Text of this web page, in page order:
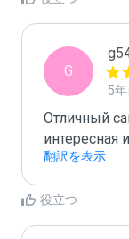
G
5
Отличный
интересная
翻訳を表示
役立つ